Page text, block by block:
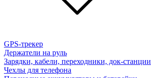
GPS-трекер
Держатели на руль
Зарядки, кабели, переходники, док-станции
Чехлы для телефона